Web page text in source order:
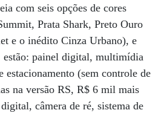
com seis opções de cores
Prata Shark, Preto Ouro
e o inédito Cinza Urbano), e
estão: painel digital, multimídia
estacionamento (sem controle de
na versão RS, R$ 6 mil mais
câmera de ré, sistema de